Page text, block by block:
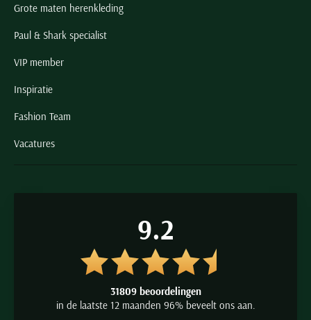
Grote maten herenkleding
Paul & Shark specialist
VIP member
Inspiratie
Fashion Team
Vacatures
9.2
31809 beoordelingen
in de laatste 12 maanden 96% beveelt ons aan.